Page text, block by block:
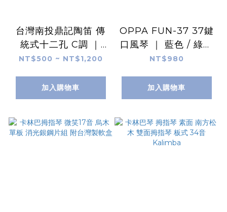
台灣南投鼎記陶笛 傳
統式十二孔 C調 ｜
AC53-12 中音C調 /
NT$500 ~ NT$1,200
加入購物車
OPPA FUN-37 37鍵
口風琴 ｜ 藍色 / 綠色
/ 粉紅色 / 黑色 附防撞
琴布、鍵盤貼紙、線上
樂譜
NT$980
加入購物車